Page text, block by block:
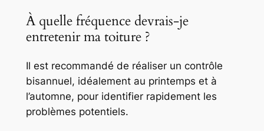
À quelle fréquence devrais-je
entretenir ma toiture ?
Il est recommandé de réaliser un contrôle
bisannuel, idéalement au printemps et à
l’automne, pour identifier rapidement les
problèmes potentiels.